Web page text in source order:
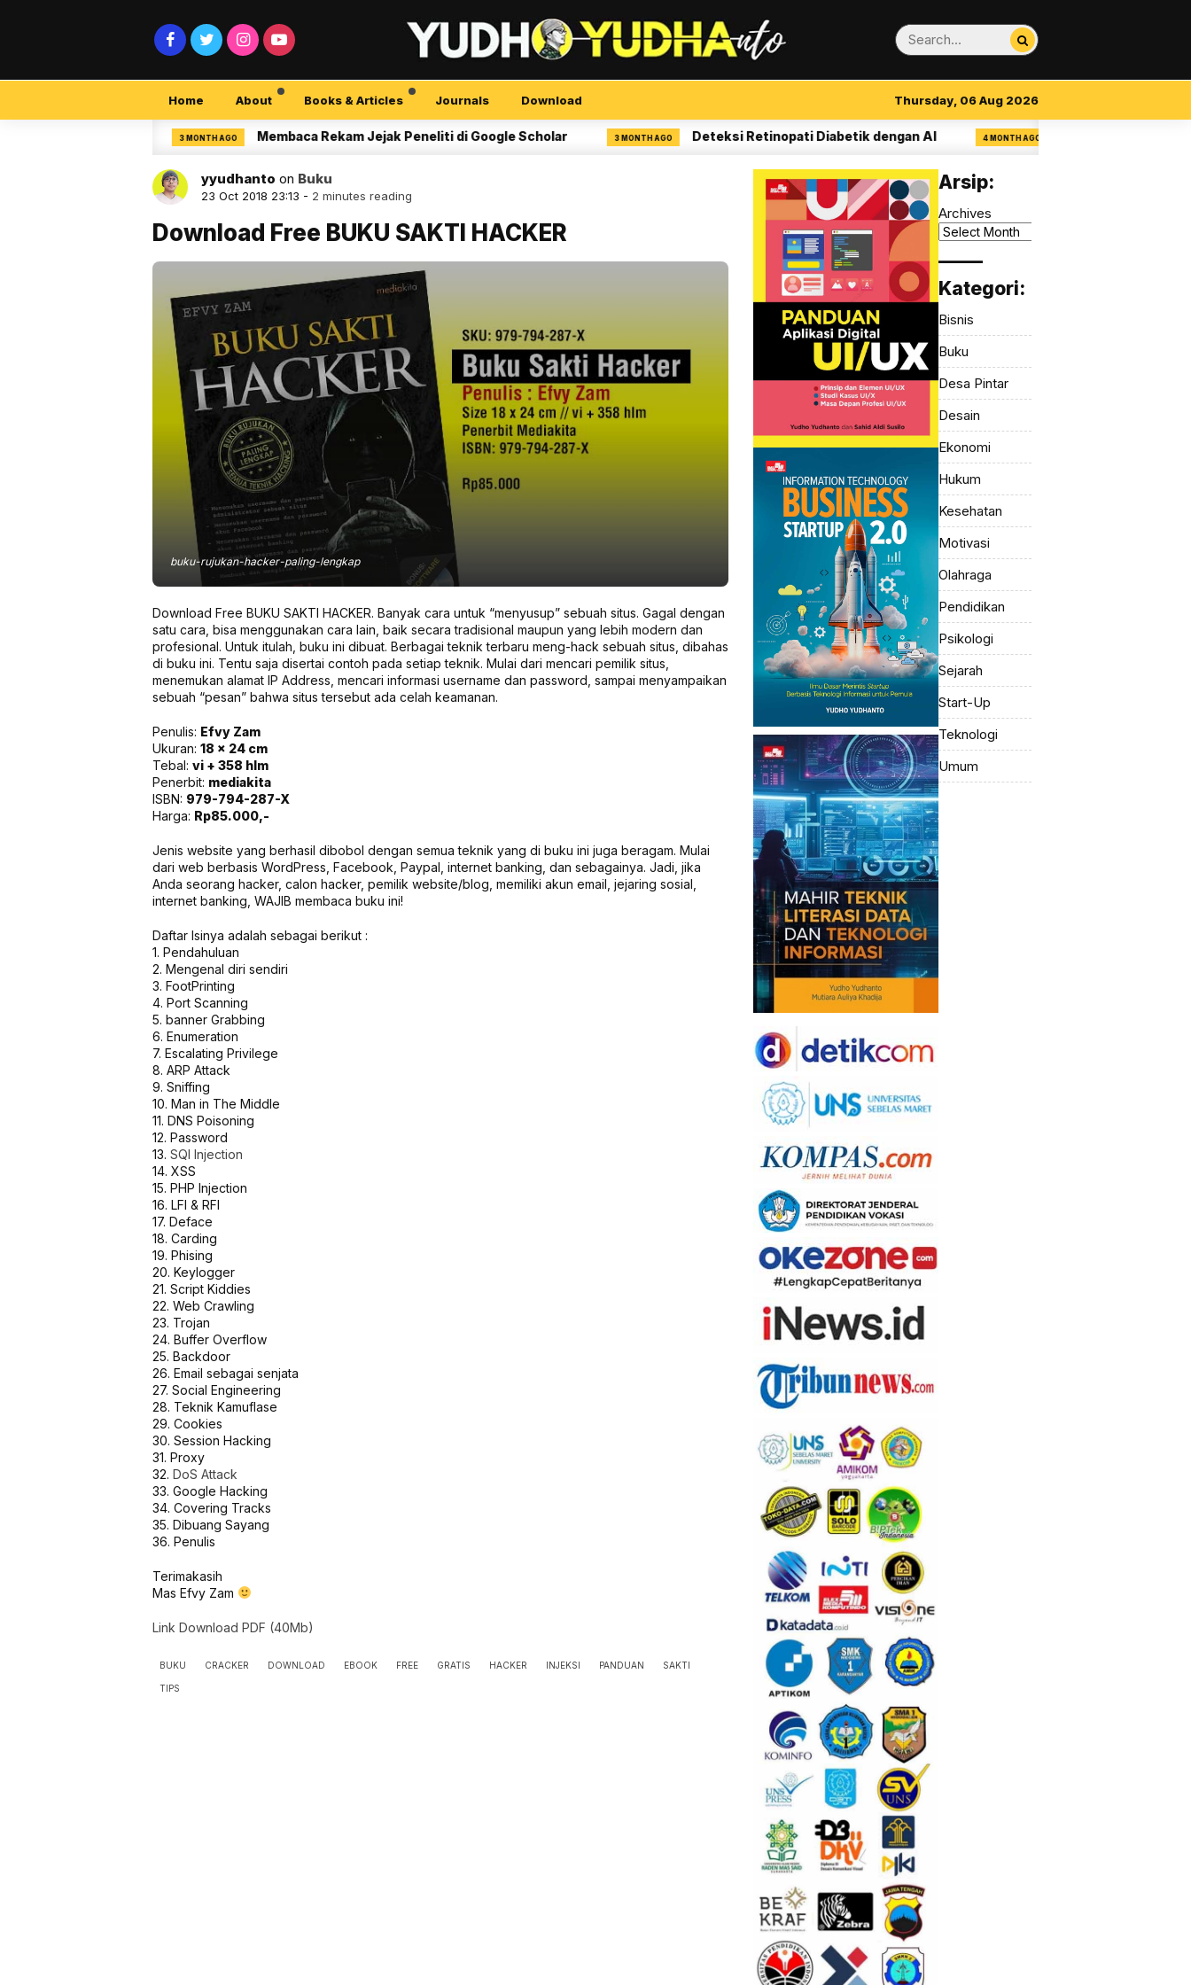
Home About Books & Articles Journals Download Thursday, 06 Aug 2026
3 MONTH AGO Membaca Rekam Jejak Peneliti di Google Scholar 3 MONTH AGO Deteksi Retinopati Diabetik dengan AI 4 MONTH AGO 14 Aturan Visual Clarity
yyudhanto on Buku
23 Oct 2018 23:13 - 2 minutes reading
Download Free BUKU SAKTI HACKER
buku-rujukan-hacker-paling-lengkap
Download Free BUKU SAKTI HACKER. Banyak cara untuk “menyusup” sebuah situs. Gagal dengan
satu cara, bisa menggunakan cara lain, baik secara tradisional maupun yang lebih modern dan
profesional. Untuk itulah, buku ini dibuat. Berbagai teknik terbaru meng-hack sebuah situs, dibahas
di buku ini. Tentu saja disertai contoh pada setiap teknik. Mulai dari mencari pemilik situs,
menemukan alamat IP Address, mencari informasi username dan password, sampai menyampaikan
sebuah “pesan” bahwa situs tersebut ada celah keamanan.
Penulis: Efvy Zam
Ukuran: 18 x 24 cm
Tebal: vi + 358 hlm
Penerbit: mediakita
ISBN: 979-794-287-X
Harga: Rp85.000,-
Jenis website yang berhasil dibobol dengan semua teknik yang di buku ini juga beragam. Mulai
dari web berbasis WordPress, Facebook, Paypal, internet banking, dan sebagainya. Jadi, jika
Anda seorang hacker, calon hacker, pemilik website/blog, memiliki akun email, jejaring sosial,
internet banking, WAJIB membaca buku ini!
Daftar Isinya adalah sebagai berikut :
1. Pendahuluan
2. Mengenal diri sendiri
3. FootPrinting
4. Port Scanning
5. banner Grabbing
6. Enumeration
7. Escalating Privilege
8. ARP Attack
9. Sniffing
10. Man in The Middle
11. DNS Poisoning
12. Password
13. SQl Injection
14. XSS
15. PHP Injection
16. LFI & RFI
17. Deface
18. Carding
19. Phising
20. Keylogger
21. Script Kiddies
22. Web Crawling
23. Trojan
24. Buffer Overflow
25. Backdoor
26. Email sebagai senjata
27. Social Engineering
28. Teknik Kamuflase
29. Cookies
30. Session Hacking
31. Proxy
32. DoS Attack
33. Google Hacking
34. Covering Tracks
35. Dibuang Sayang
36. Penulis
Terimakasih
Mas Efvy Zam
Link Download PDF (40Mb)
BUKU CRACKER DOWNLOAD EBOOK FREE GRATIS HACKER INJEKSI PANDUAN SAKTI
TIPS
Arsip:
Archives
Kategori:
Bisnis
Buku
Desa Pintar
Desain
Ekonomi
Hukum
Kesehatan
Motivasi
Olahraga
Pendidikan
Psikologi
Sejarah
Start-Up
Teknologi
Umum